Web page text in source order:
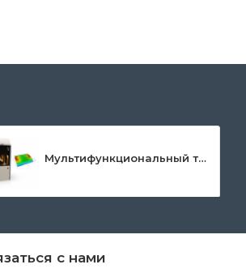
измерения. Прошло 25 лет, как
и балансирования материалов и
металлургическая,
Мультифункциональный трибометр MFT-5000
с нами